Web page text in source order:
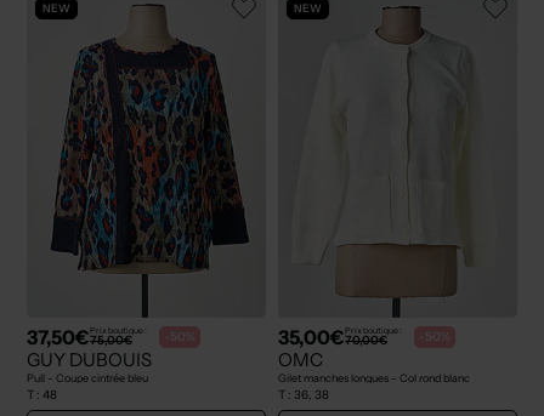
NEW
37,50€Prix boutique :
75,00€ -50%
GUY DUBOUIS
Pull - Coupe cintrée bleu
T : 48
NEW
35,00€Prix boutique :
70,00€ -50%
OMC
Gilet manches longues - Col rond blanc
T : 36, 38